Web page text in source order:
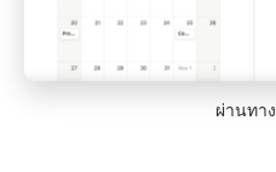
ผ่านทาง